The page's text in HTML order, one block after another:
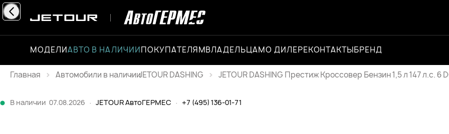
МОДЕЛИАВТО В НАЛИЧИИПОКУПАТЕЛЯМВЛАДЕЛЬЦАМО ДИЛЕРЕКОНТАКТЫБРЕНД
Главная
JETOUR DASHING JETOUR DASHING Престиж Кроссовер Бензин 1,5 л 147 л.с. 6
В наличии 07.08.2026 · JETOUR АвтоГЕРМЕС · +7 (495) 136-01-71